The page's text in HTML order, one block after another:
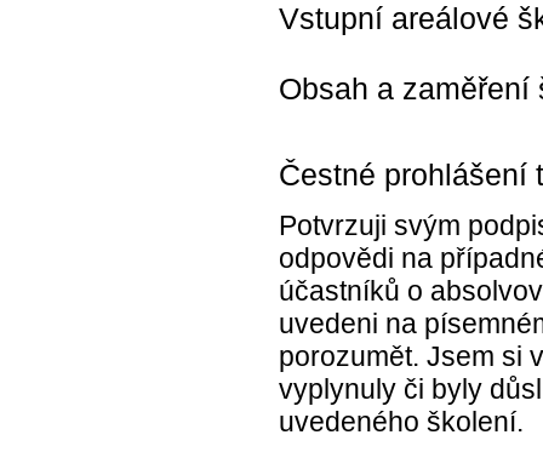
Vstupní areálové
Obsah a zaměření
Čestné prohlášení
Potvrzuji svým
odpovědi na
účastníků o
uvedeni na
porozumět. Jsem si
vyplynuly či byly
uvedeného školení.